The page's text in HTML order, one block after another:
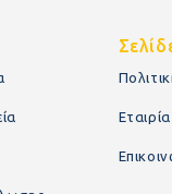
Εταιρία